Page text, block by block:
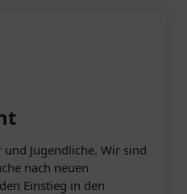
Jugendliche. Wir sind
nach neuen
Einstieg in den